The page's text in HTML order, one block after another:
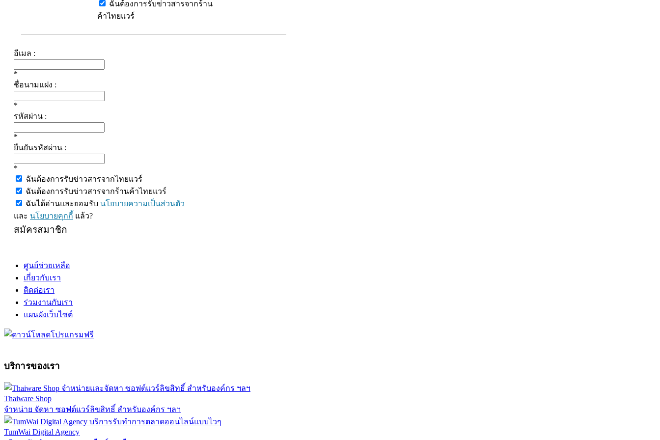
ฉันต้องการรับข่าวสารจากร้าน
ค้าไทยแวร์
อีเมล :
*
ชื่อนามแฝง :
*
รหัสผ่าน :
*
ยืนยันรหัสผ่าน :
*
ฉันต้องการรับข่าวสารจากไทยแวร์
ฉันต้องการรับข่าวสารจากร้านค้าไทยแวร์
ฉันได้อ่านและยอมรับ นโยบายความเป็นส่วนตัว
และ นโยบายคุกกี้ แล้ว?
สมัครสมาชิก
ศูนย์ช่วยเหลือ
เกี่ยวกับเรา
ติดต่อเรา
ร่วมงานกับเรา
แผนผังเว็บไซต์
บริการของเรา
Thaiware Shop
จำหน่าย จัดหา ซอฟต์แวร์ลิขสิทธิ์ สำหรับองค์กร ฯลฯ
TumWai Digital Agency